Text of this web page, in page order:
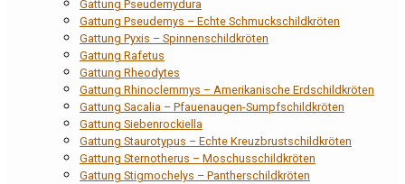
Gattung Pseudemydura
Gattung Pseudemys – Echte Schmuckschildkröten
Gattung Pyxis – Spinnenschildkröten
Gattung Rafetus
Gattung Rheodytes
Gattung Rhinoclemmys – Amerikanische Erdschildkröten
Gattung Sacalia – Pfauenaugen-Sumpfschildkröten
Gattung Siebenrockiella
Gattung Staurotypus – Echte Kreuzbrustschildkröten
Gattung Sternotherus – Moschusschildkröten
Gattung Stigmochelys – Pantherschildkröten